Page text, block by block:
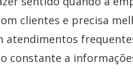
clientes e precisa
atendimentos
constante a